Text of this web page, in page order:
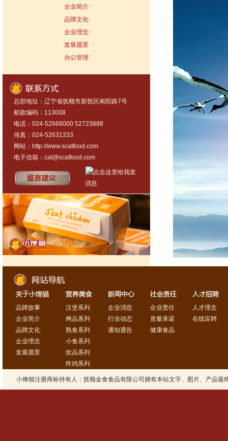
企业简介
品牌文化
企业理念
发展愿景
办公管理
总部地址：辽宁省抚顺市新抚区南阳路7号
邮政编码：113008
电话：024-52668000 52723888
传真：024-52631333
网站： http://www.scatfood.com
电子信箱：cat@scatfood.com
品牌故事 汉堡系列 企业消息 企业责任
人才理念
企业简介
烤品系列 行业动态 质量承诺
在线应聘
品牌文化
熟食系列 通知通告
健康食品
企业理念
小食系列
发展愿景
饮品系列
炸鸡系列
小馋猫注册商标持有人：抚顺金食食品有限公司拥有本站文字、图片、产